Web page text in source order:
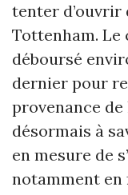
tenter d’ouvrir
Tottenham. Le
déboursé
dernier pour
provenance de
désormais à
en mesure de
notamment